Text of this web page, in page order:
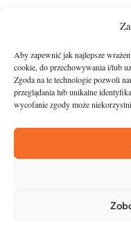
Aby zapewnić jak najlepsze
cookie, do przechowywania i/lub
Zgoda na te technologie pozwoli
przeglądania lub unikalne
wycofanie zgody może
Asfalt